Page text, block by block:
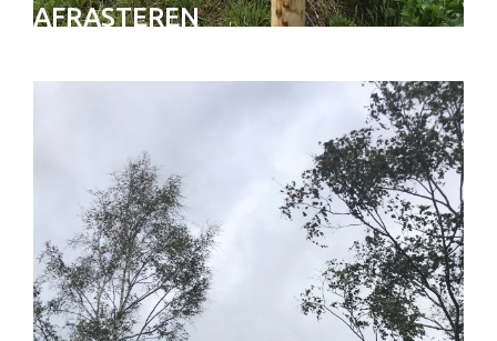
AFRASTEREN